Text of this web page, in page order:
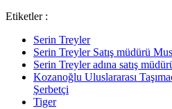
Etiketler :
Serin Treyler
Serin Treyler Satış müdürü
Serin Treyler adına satış
Kozanoğlu Uluslararası
Şerbetçi
Tiger